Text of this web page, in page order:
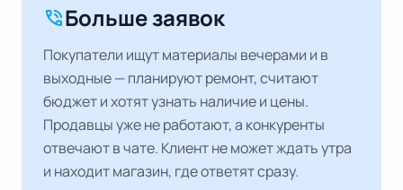
phone_in_talkБольше заявок
Покупатели ищут материалы вечерами и в
выходные — планируют ремонт, считают
бюджет и хотят узнать наличие и цены.
Продавцы уже не работают, а конкуренты
отвечают в чате. Клиент не может ждать утра
и находит магазин, где ответят сразу.